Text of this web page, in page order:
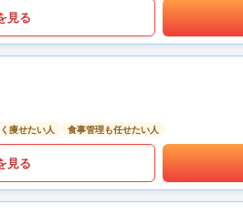
見る
痩せたい人 食事管理も任せたい人
見る